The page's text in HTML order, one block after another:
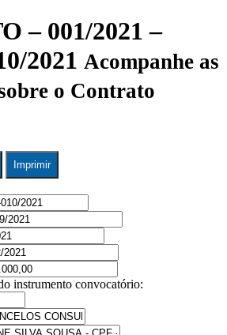
– 001/2021 –
2021 Acompanhe as
o Contrato
Imprimir
instrumento convocatório: